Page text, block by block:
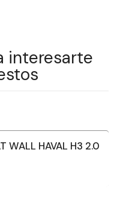
interesarte
WALL HAVAL H3 2.0